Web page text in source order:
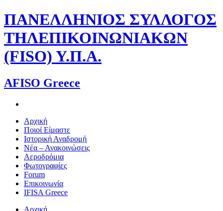
Skip
to
content
ΠΑΝΕΛΛΗΝΙΟΣ ΣΥΛΛΟΓΟΣ
ΤΗΛΕΠΙΚΟΙΝΩΝΙΑΚΩΝ
(FISO) Υ.Π.Α.
AFISO Greece
Αρχική
Ποιοί Είμαστε
Ιστορική Αναδρομή
Νέα – Ανακοινώσεις
Αεροδρόμια
Φωτογραφίες
Forum
Επικοινωνία
IFISA Greece
Αρχική